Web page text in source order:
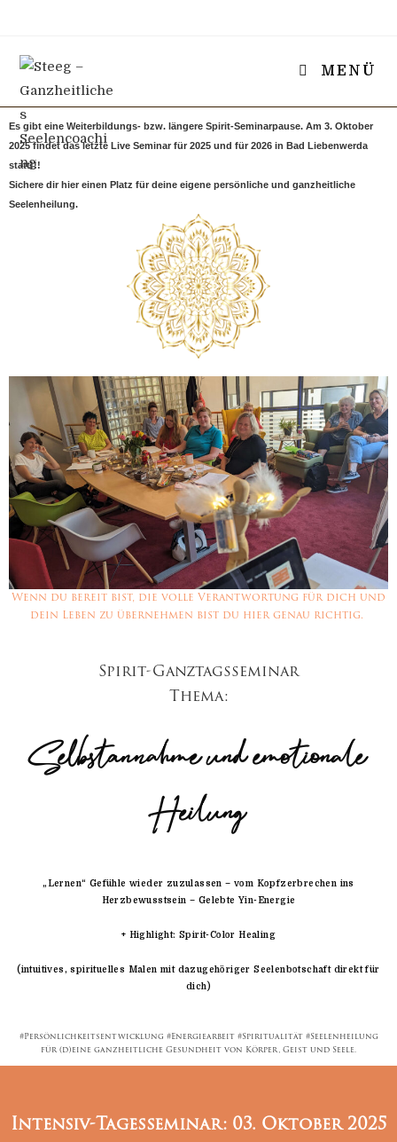
MENÜ
Es gibt eine Weiterbildungs- bzw. längere Spirit-Seminarpause. Am 3. Oktober
2025 findet das letzte Live Seminar für 2025 und für 2026 in Bad Liebenwerda
statt!!!
Sichere dir hier einen Platz für deine eigene persönliche und ganzheitliche
Seelenheilung.
Wenn du bereit bist, die volle Verantwortung für dich und
dein Leben zu übernehmen bist du hier genau richtig.
Spirit-Ganztagsseminar
Thema:
Selbstannahme und emotionale
Heilung
„Lernen“ Gefühle wieder zuzulassen – vom Kopfzerbrechen ins
Herzbewusstsein – Gelebte Yin-Energie
+ Highlight: Spirit-Color Healing
(intuitives, spirituelles Malen mit dazugehöriger Seelenbotschaft direkt für
dich)
#Persönlichkeitsentwicklung #Energiearbeit #Spiritualität #Seelenheilung
für (d)eine ganzheitliche Gesundheit von Körper, Geist und Seele.
Intensiv-Tagesseminar: 03. Oktober 2025